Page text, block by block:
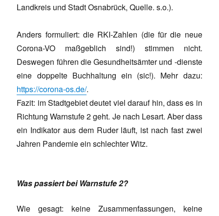
Landkreis und Stadt Osnabrück, Quelle. s.o.).
Anders formuliert: die RKI-Zahlen (die für die neue
Corona-VO maßgeblich sind!) stimmen nicht.
Deswegen führen die Gesundheitsämter und -dienste
eine doppelte Buchhaltung ein (sic!). Mehr dazu:
https://corona-os.de/.
Fazit: im Stadtgebiet deutet viel darauf hin, dass es in
Richtung Warnstufe 2 geht. Je nach Lesart. Aber dass
ein Indikator aus dem Ruder läuft, ist nach fast zwei
Jahren Pandemie ein schlechter Witz.
Was passiert bei Warnstufe 2?
Wie gesagt: keine Zusammenfassungen, keine